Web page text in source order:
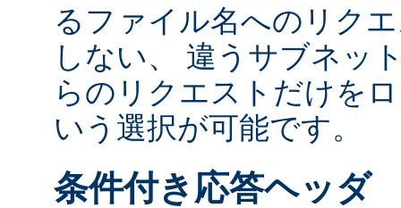
るファイル名へのリク
しない、 違うサブネッ
らのリクエストだけを
いう選択が可能です。
条件付き応答ヘッダ